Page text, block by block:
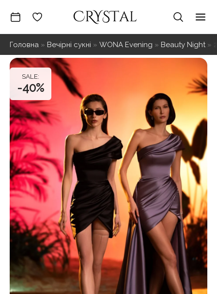
вмісту
Головна » Вечірні сукні » WONA Evening » Beauty Night»
-40%